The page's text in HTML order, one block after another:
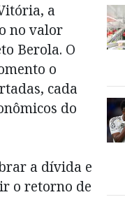
a
no valor
Berola. O
o
cada
do
a dívida e
o retorno de